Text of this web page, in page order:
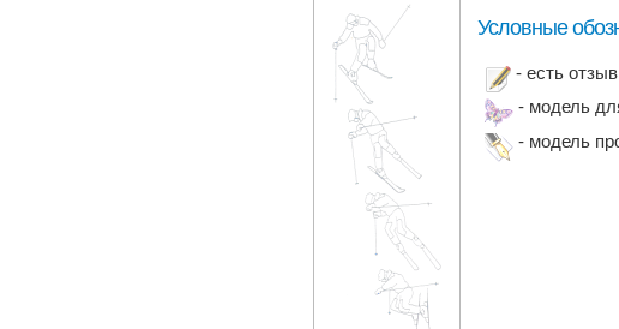
Условные
- есть
- модель
- модель